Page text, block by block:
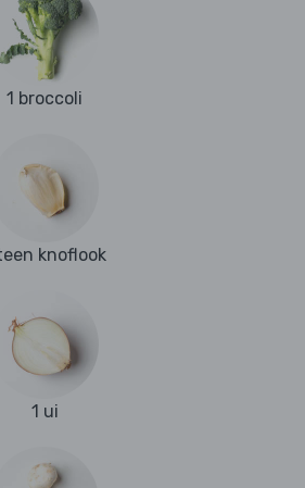
1 broccoli
knoflook
1 ui